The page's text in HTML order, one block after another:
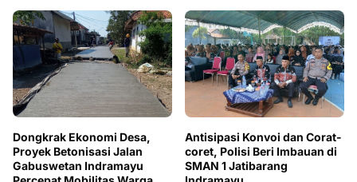
Dongkrak Ekonomi Desa,
Proyek Betonisasi Jalan
Gabuswetan Indramayu
Antisipasi Konvoi dan Corat-
coret, Polisi Beri Imbauan di
SMAN 1 Jatibarang